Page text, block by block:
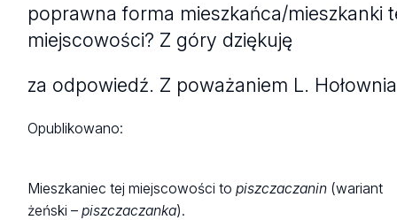
poprawna forma mieszkańca/mieszkanki
miejscowości? Z góry dziękuję
za odpowiedź. Z poważaniem L. Hołownia
Opublikowano:
Mieszkaniec tej miejscowości topiszczaczanin (wariant
żeński –piszczaczanka).